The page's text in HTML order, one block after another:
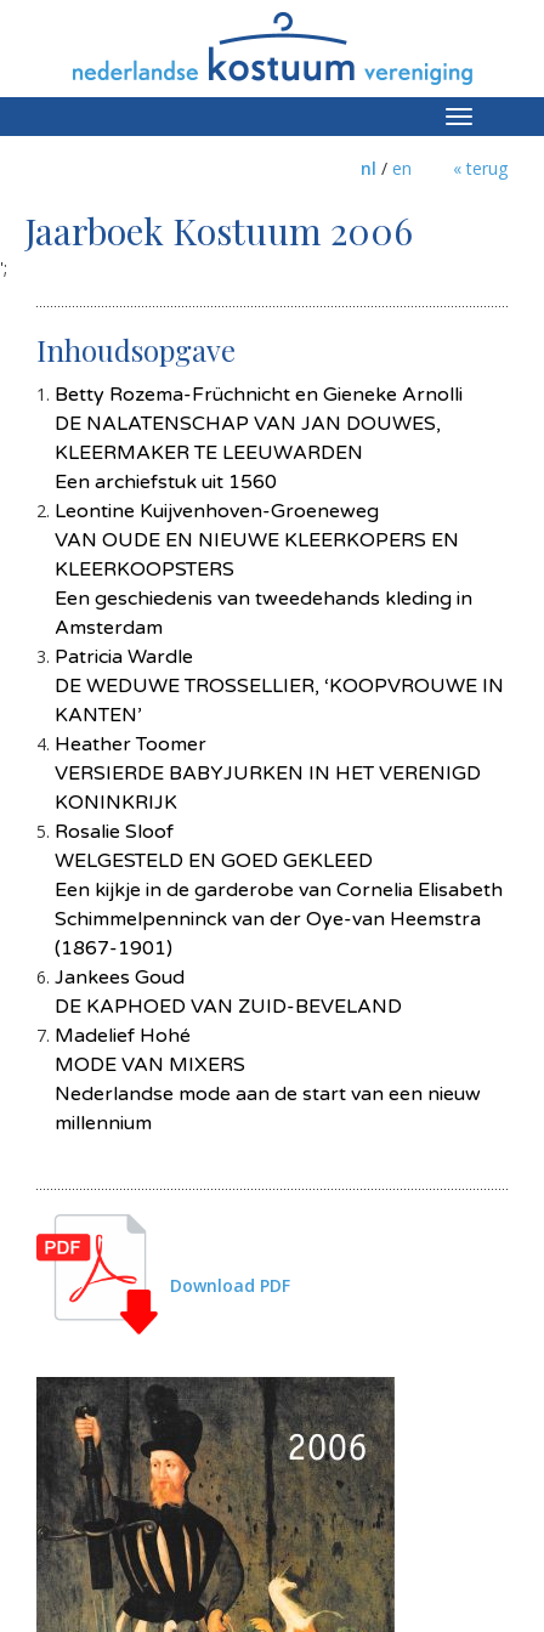
Toggle
« terug
nl / en
Jaarboek Kostuum 2006
';
Inhoudsopgave
Betty Rozema-Früchnicht en Gieneke Arnolli
DE NALATENSCHAP VAN JAN DOUWES,
KLEERMAKER TE LEEUWARDEN
Een archiefstuk uit 1560
Leontine Kuijvenhoven-Groeneweg
VAN OUDE EN NIEUWE KLEERKOPERS EN
KLEERKOOPSTERS
Een geschiedenis van tweedehands kleding in
Amsterdam
Patricia Wardle
DE WEDUWE TROSSELLIER, ‘KOOPVROUWE IN
KANTEN’
Heather Toomer
VERSIERDE BABYJURKEN IN HET VERENIGD
KONINKRIJK
Rosalie Sloof
WELGESTELD EN GOED GEKLEED
Een kijkje in de garderobe van Cornelia Elisabeth
Schimmelpenninck van der Oye-van Heemstra
(1867-1901)
Jankees Goud
DE KAPHOED VAN ZUID-BEVELAND
Madelief Hohé
MODE VAN MIXERS
Nederlandse mode aan de start van een nieuw
millennium
Download PDF